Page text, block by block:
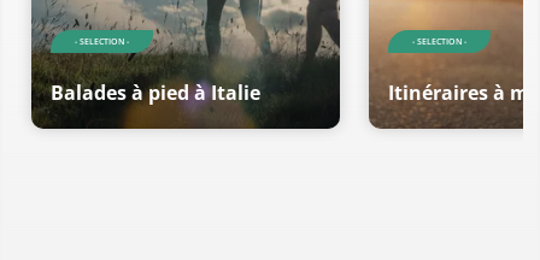
- SELECTION -
Balades à pied à Italie
- SELECTION -
Itinéraires à